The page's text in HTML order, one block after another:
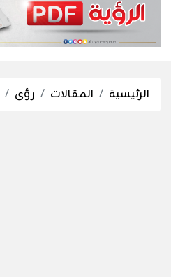
الرئيسية المقالات رؤى